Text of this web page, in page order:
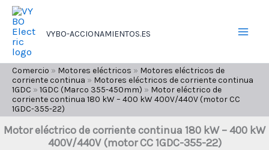
contenido
VYBO-ACCIONAMIENTOS.ES
Comercio » Motores eléctricos » Motores eléctricos de
corriente continua » Motores eléctricos de corriente continua
1GDC » 1GDC (Marco 355-450mm) » Motor eléctrico de
corriente continua 180 kW – 400 kW 400V/440V (motor CC
1GDC-355-22)
Motor eléctrico de corriente continua 180 kW – 400 kW
400V/440V (motor CC 1GDC-355-22)